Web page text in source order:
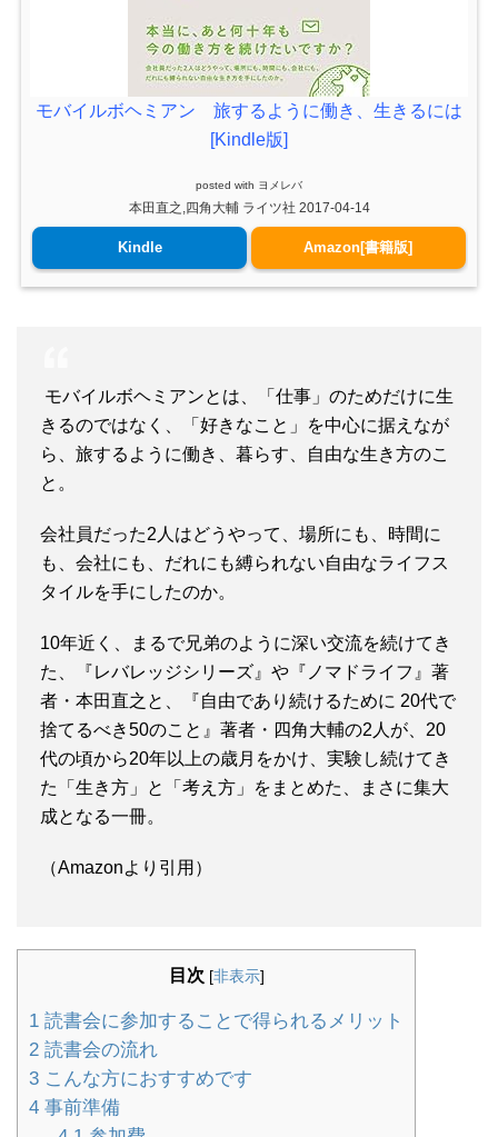
モバイルボヘミアン 旅するように働き、生きるには
[Kindle版]
posted with ヨメレバ
本田直之,四角大輔 ライツ社 2017-04-14
Kindle Amazon[書籍版]
モバイルボヘミアンとは、「仕事」のためだけに生
きるのではなく、「好きなこと」を中心に据えなが
ら、旅するように働き、暮らす、自由な生き方のこ
と。
会社員だった2人はどうやって、場所にも、時間に
も、会社にも、だれにも縛られない自由なライフス
タイルを手にしたのか。
10年近く、まるで兄弟のように深い交流を続けてき
た、『レバレッジシリーズ』や『ノマドライフ』著
者・本田直之と、『自由であり続けるために 20代で
捨てるべき50のこと』著者・四角大輔の2人が、20
代の頃から20年以上の歳月をかけ、実験し続けてき
た「生き方」と「考え方」をまとめた、まさに集大
成となる一冊。
（Amazonより引用）
目次 [非表示]
1 読書会に参加することで得られるメリット
2 読書会の流れ
3 こんな方におすすめです
4 事前準備